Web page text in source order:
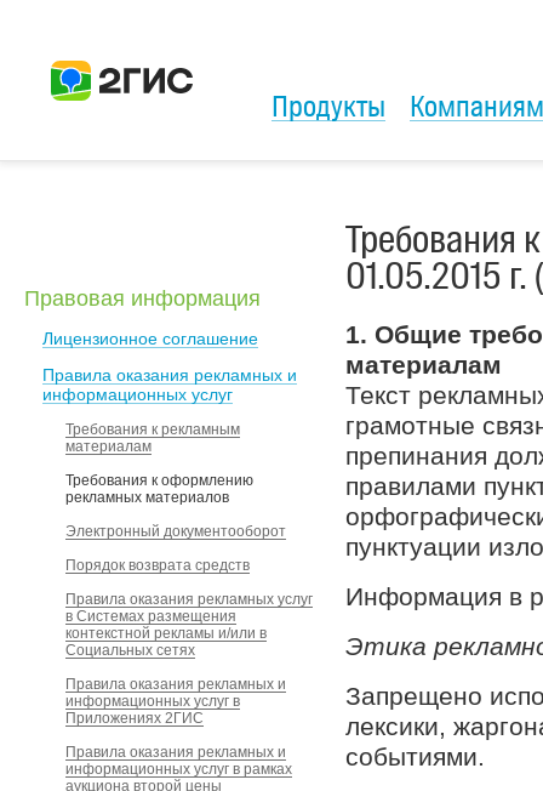
Продукты Компаниям
Правовая информация
Лицензионное соглашение
Правила оказания рекламных и
информационных услуг
Требования к рекламным
материалам
Требования к оформлению
рекламных материалов
Электронный документооборот
Порядок возврата средств
Правила оказания рекламных услуг
в Системах размещения
контекстной рекламы и/или в
Социальных сетях
Правила оказания рекламных и
информационных услуг в
Приложениях 2ГИС
Правила оказания рекламных и
информационных услуг в рамках
аукциона второй цены
Требования
01.05.2015 г.
1. Общие
материалам
Текст
грамотные
препинания
правилами
пунктуации
Информация в
Этика
Запрещено
лексики,
событиями.